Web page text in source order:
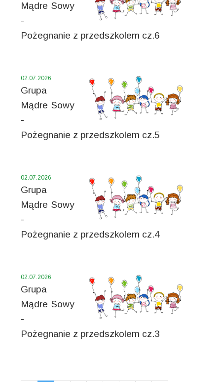
Mądre Sowy
-
Pożegnanie z przedszkolem cz.6
02.07.2026
Grupa
Mądre Sowy
-
Pożegnanie z przedszkolem cz.5
02.07.2026
Grupa
Mądre Sowy
-
Pożegnanie z przedszkolem cz.4
02.07.2026
Grupa
Mądre Sowy
-
Pożegnanie z przedszkolem cz.3